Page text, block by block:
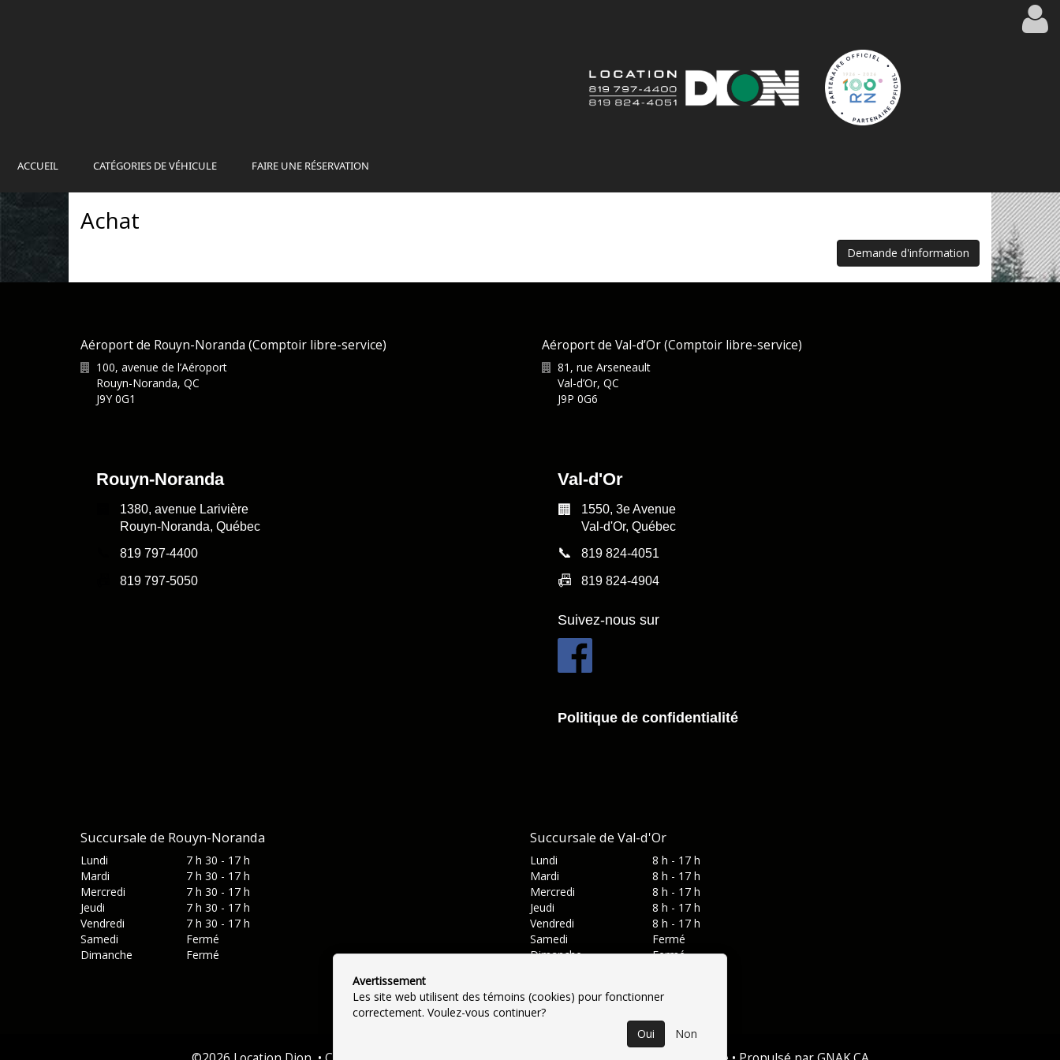
ACCUEIL CATÉGORIES DE VÉHICULE FAIRE UNE RÉSERVATION
Achat
Demande d'information
Aéroport de Rouyn-Noranda (Comptoir libre-service)
100, avenue de l’Aéroport
Rouyn-Noranda, QC
J9Y 0G1
Aéroport de Val-d’Or (Comptoir libre-service)
81, rue Arseneault
Val-d’Or, QC
J9P 0G6
Rouyn-Noranda
1380, avenue Larivière
Rouyn-Noranda, Québec
819 797-4400
819 797-5050
Val-d'Or
🏢
1550, 3e Avenue
Val-d'Or, Québec
📞 819 824-4051
📠 819 824-4904
Suivez-nous sur
Politique de confidentialité
Succursale de Rouyn-Noranda
Lundi
7 h 30 - 17 h
Mardi
7 h 30 - 17 h
Mercredi
7 h 30 - 17 h
Jeudi
7 h 30 - 17 h
Vendredi
7 h 30 - 17 h
Samedi
Fermé
Dimanche
Fermé
Succursale de Val-d'Or
Lundi
8 h - 17 h
Mardi
8 h - 17 h
Mercredi
8 h - 17 h
Jeudi
8 h - 17 h
Vendredi
8 h - 17 h
Samedi
Fermé
Dimanche
Fermé
Avertissement
Les site web utilisent des témoins (cookies) pour fonctionner
correctement. Voulez-vous continuer?
Oui
Non